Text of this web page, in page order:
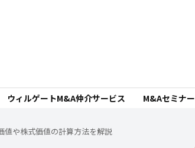
ウィルゲートM&A仲介サービス M&Aセミナー
値や株式価値の計算方法を解説